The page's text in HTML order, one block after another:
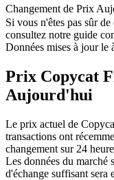
Futures utilisant
Changement de Prix
Si vous n'êtes pas sûr
consultez notre guide
Données mises à jour le
Prix Copycat
Aujourd'hui
Le prix actuel de
transactions ont
changement sur 24
Les données du marché
d'échange suffisant sera